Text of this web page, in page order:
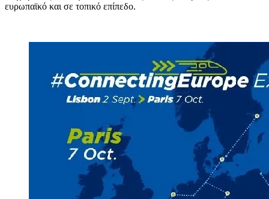
ευρωπαϊκό και σε τοπικό επίπεδο.